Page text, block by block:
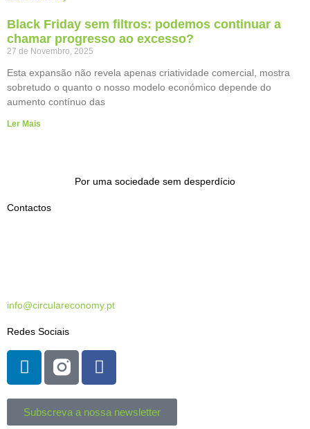
Black Friday sem filtros: podemos continuar a
chamar progresso ao excesso?
27 de Novembro, 2025
Esta expansão não revela apenas criatividade comercial, mostra
sobretudo o quanto o nosso modelo económico depende do
aumento contínuo das
Ler Mais
Por uma sociedade sem desperdício
Contactos
info@circulareconomy.pt
Redes Sociais
Subscreva a nossa newsletter